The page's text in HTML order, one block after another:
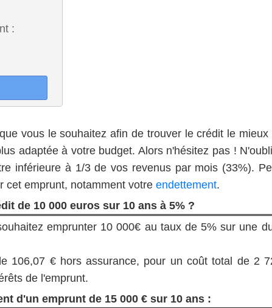
:
vous le souhaitez afin de trouver le crédit le mieux
adaptée à votre budget. Alors n'hésitez pas !
inférieure à 1/3 de vos revenus par mois (33%).
cet emprunt, notamment votre endettement.
de 10 000 euros sur 10 ans à 5% ?
emprunter 10 000€ au taux de 5% sur une
106,07 € hors assurance, pour un coût total de 2
de l'emprunt.
d'un emprunt de 15 000 € sur 10 ans :